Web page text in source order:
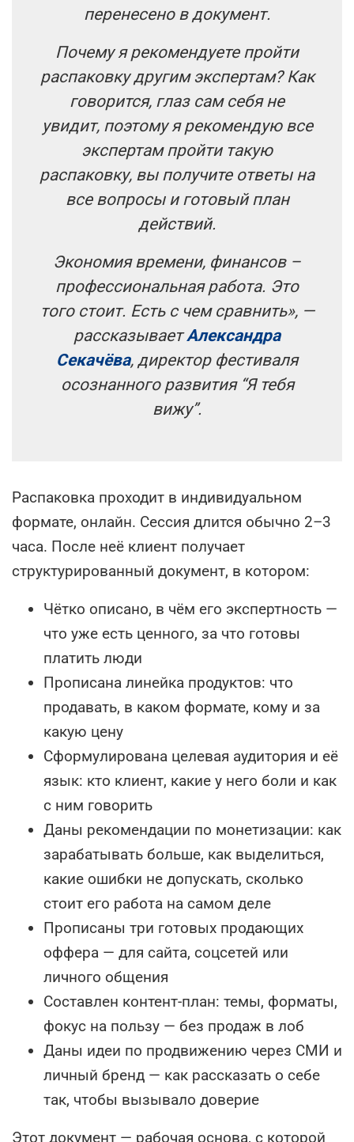
перенесено в документ.
Почему я рекомендуете пройти
распаковку другим экспертам? Как
говорится, глаз сам себя не
увидит, поэтому я рекомендую все
экспертам пройти такую
распаковку, вы получите ответы на
все вопросы и готовый план
действий.
Экономия времени, финансов –
профессиональная работа. Это
того стоит. Есть с чем сравнить», —
рассказываетАлександра
Секачёва, директор фестиваля
осознанного развития “Я тебя
вижу”.
Распаковка проходит в индивидуальном
формате, онлайн. Сессия длится обычно 2–3
часа. После неё клиент получает
структурированный документ, в котором:
Чётко описано, в чём его экспертность —
что уже есть ценного, за что готовы
платить люди
Прописана линейка продуктов: что
продавать, в каком формате, кому и за
какую цену
Сформулирована целевая аудитория и её
язык: кто клиент, какие у него боли и как
с ним говорить
Даны рекомендации по монетизации: как
зарабатывать больше, как выделиться,
какие ошибки не допускать, сколько
стоит его работа на самом деле
Прописаны три готовых продающих
оффера — для сайта, соцсетей или
личного общения
Составлен контент-план: темы, форматы,
фокус на пользу — без продаж в лоб
Даны идеи по продвижению через СМИ и
личный бренд — как рассказать о себе
так, чтобы вызывало доверие
Этот документ — рабочая основа, с которой